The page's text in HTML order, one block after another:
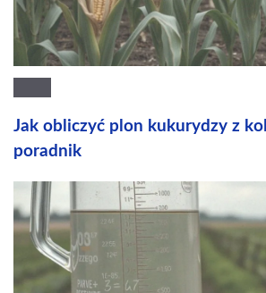
Jak obliczyć plon kukurydzy z
poradnik